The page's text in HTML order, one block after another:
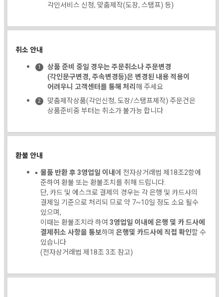
각인서비스 신청, 맞춤제작(도장, 스탬프) 등)
취소 안내
상품 준비 중일 경우는 주문취소나 주문변경
(각인문구변경, 주속변경등)은 변경된 내용 적용이
어려우니 고객센터를 통해 처리해 주세요
맞춤제작상품(각인신청, 도장/스탬프제작) 주문건은
상품준비중 부터는 취소가 불가능 합니다
환불 안내
물품 반환 후 3영업일 이내에 전자상거래법 제18조2항에
준하여 환불 또는 환불조치를 취해 드립니다.
단, 카드 및 에스크로 결제의 경우는 각 은행 및 카드사의
결제일 기준으로 처리되 므로 약 7~10일 정도 소요 될수
있으며,
이때는 환불조치라 하여3영업일 이내에 은행 및 카 드사에
결제취소 사항을 통보하며 은행및 카드사에 직접 확인할 수
있습니다
(전자상거래법 제18조 3조 참고)